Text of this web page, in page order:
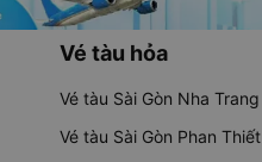
Vé tàu hỏa
Vé tàu Sài Gòn Nha Trang
Vé tàu Sài Gòn Phan Thiết